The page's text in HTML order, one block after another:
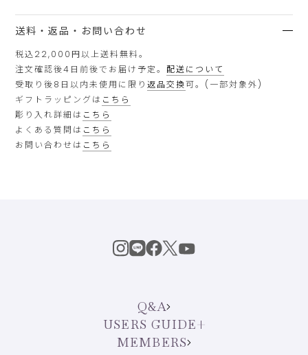
送料・返品・お問い合わせ
税込22,000円以上送料無料。
注文確認後4日前後でお届け予定。配送について
受取り後8日以内未使用に限り返品交換可。(一部対象外)
ギフトラッピングは こちら
彫り入れ詳細は こちら
よくある質問は こちら
お問い合わせは こちら
Q&A
USERS GUIDE
MEMBERS